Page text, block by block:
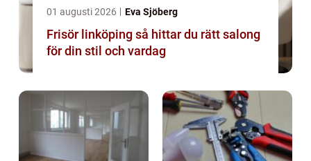
01 augusti 2026 Eva Sjöberg
Frisör linköping så hittar du rätt salong
för din stil och vardag